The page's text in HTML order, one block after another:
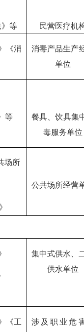
》等
民营医疗机
《消
消毒产品生产
单位
等
餐具、饮具集
毒服务单位
场所
公共场所经营
集中式供水、
供水单位
《工
涉及职业危